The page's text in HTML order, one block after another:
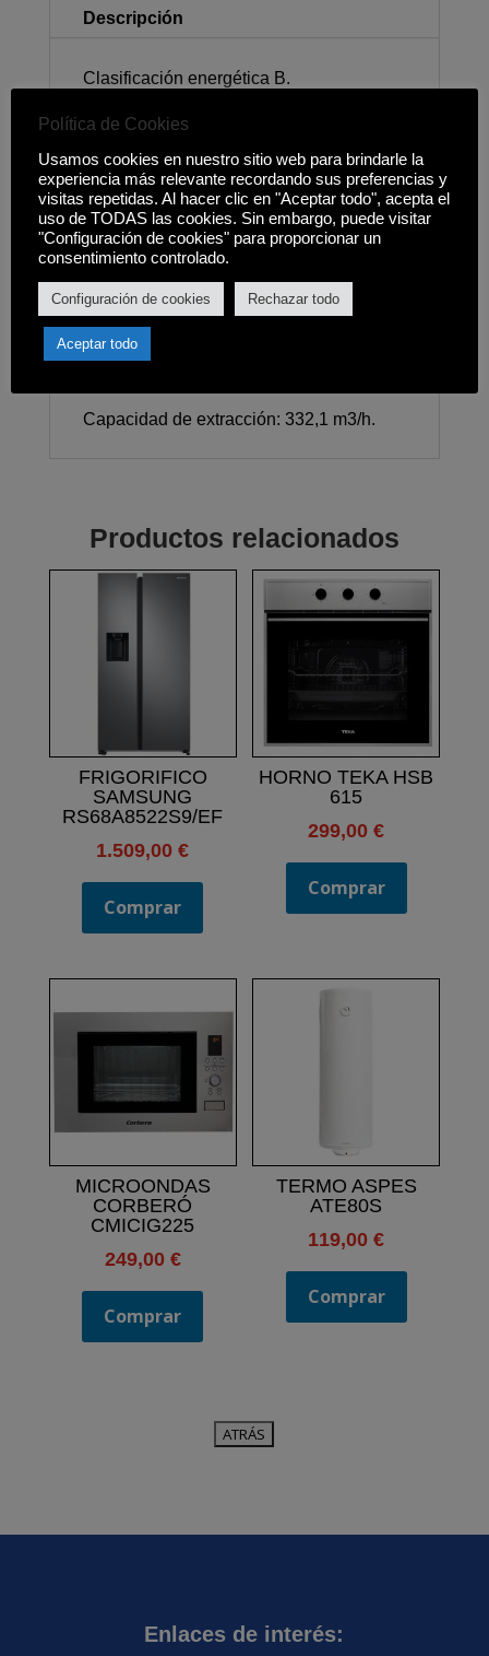
Descripción
Clasificación energética B.
Dentro de un rango energético A+ -> F.
Consumo de energía anual: 27,5 kWh.
Campana de 60 cm.
Potencia: <1000 W.
Lámparas LED.
Tipo filtro antigrasa: Cassette multicapa.
Capacidad de extracción: 332,1 m3/h.
Productos relacionados
FRIGORIFICO
SAMSUNG
RS68A8522S9/EF
1.509,00€
Comprar
HORNO TEKA HSB
615
299,00€
Comprar
MICROONDAS
CORBERÓ
CMICIG225
249,00 €
Comprar
TERMO ASPES
ATE80S
119,00€
Comprar
Enlaces de interés:
Política de Cookies
Usamos cookies en nuestro sitio web para brindarle la
experiencia más relevante recordando sus preferencias y
visitas repetidas. Al hacer clic en "Aceptar todo", acepta el
uso de TODAS las cookies. Sin embargo, puede visitar
"Configuración de cookies" para proporcionar un
consentimiento controlado.
Configuración de cookies Rechazar todo
Aceptar todo